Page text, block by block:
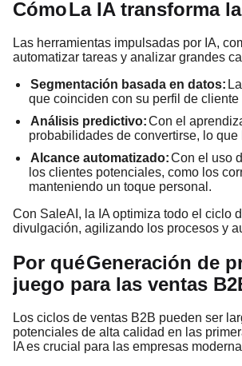
CómoLa IA transforma
Las herramientas impulsadas por IA,
automatizar tareas y analizar grandes
Segmentación basada en datos:
que coinciden con su perfil de
Análisis predictivo:Con el
probabilidades de convertirse, lo
Alcance automatizado:Con el uso
los clientes potenciales, como los
manteniendo un toque personal.
Con SaleAI, la IA optimiza todo el ciclo
divulgación, agilizando los procesos y
Por quéGeneración de
juego para las ventas
Los ciclos de ventas B2B pueden ser
potenciales de alta calidad en las
IAes crucial para las empresas